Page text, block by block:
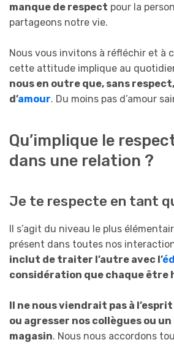
manque de respect pour la
partageons notre vie.
Nous vous invitons à réfléchir et à
cette attitude implique au
nous en outre que, sans respect,
d’amour. Du moins pas d’amour
Qu’implique le
dans une relation ?
Je te respecte en tant
Il s’agit du niveau le plus
présent dans toutes nos
inclut de traiter l’autre avec l’
considération que chaque être
Il ne nous viendrait pas à
ou agresser nos collègues ou un
magasin. Nous nous accordons